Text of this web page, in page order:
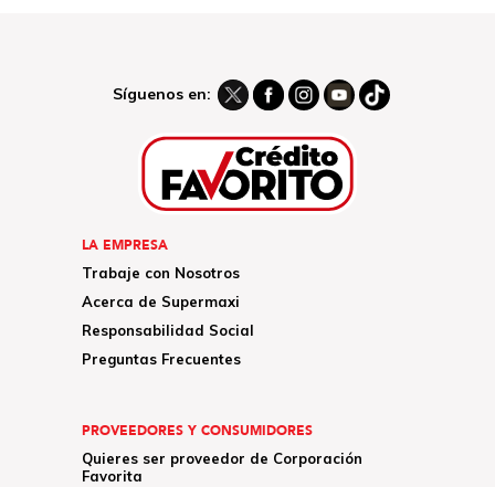
Síguenos en:
LA EMPRESA
Trabaje con Nosotros
Acerca de Supermaxi
Responsabilidad Social
Preguntas Frecuentes
PROVEEDORES Y CONSUMIDORES
Quieres ser proveedor de Corporación
Favorita